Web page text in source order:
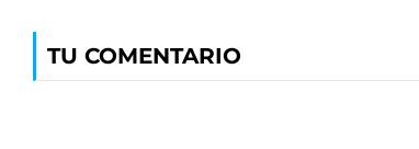
TU COMENTARIO